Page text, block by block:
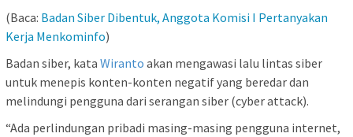
(Baca: Badan Siber Dibentuk, Anggota Komisi I Pertanyakan
Kerja Menkominfo)
Badan siber, kata Wiranto akan mengawasi lalu lintas siber
untuk menepis konten-konten negatif yang beredar dan
melindungi pengguna dari serangan siber (cyber attack).
“Ada perlindungan pribadi masing-masing pengguna internet,